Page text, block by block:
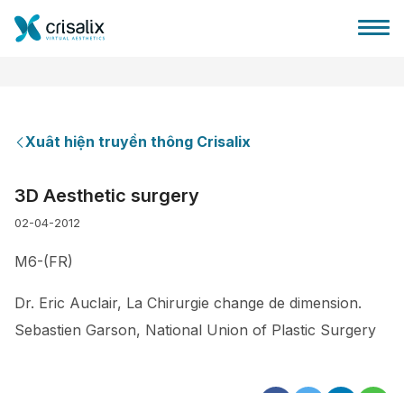
Đánh giá của bệnh nhân
Xuât hiện truyền thông Crisalix
3D Aesthetic surgery
02-04-2012
M6-(FR)
Dr. Eric Auclair, La Chirurgie change de dimension.
Sebastien Garson, National Union of Plastic Surgery